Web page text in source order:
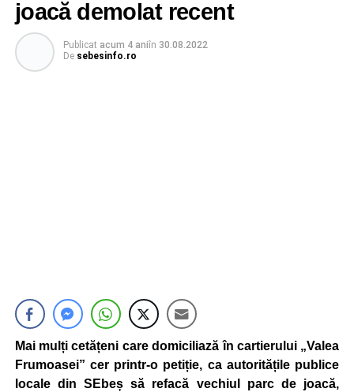
joacă demolat recent
Publicat acum 4 aniîn 30.08.2022
De sebesinfo.ro
Mai mulți cetățeni care domiciliază în cartierului „Valea
Frumoasei” cer printr-o petiție, ca autoritățile publice
locale din SEbeș să refacă vechiul parc de joacă,